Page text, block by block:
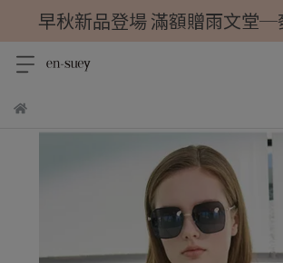
早秋新品登場 滿額贈雨文堂─